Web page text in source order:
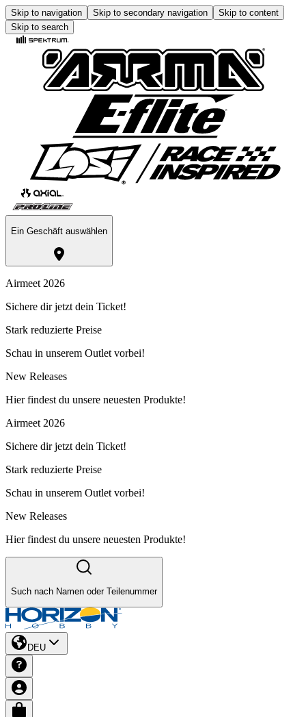
Skip to navigation Skip to secondary navigation
Skip to content
Skip to search
Ein Geschäft auswählen
Airmeet 2026
Sichere dir jetzt dein Ticket!
Stark reduzierte Preise
Schau in unserem Outlet vorbei!
New Releases
Hier findest du unsere neuesten Produkte!
Airmeet 2026
Sichere dir jetzt dein Ticket!
Stark reduzierte Preise
Schau in unserem Outlet vorbei!
New Releases
Hier findest du unsere neuesten Produkte!
Such nach Namen oder Teilenummer
DEU